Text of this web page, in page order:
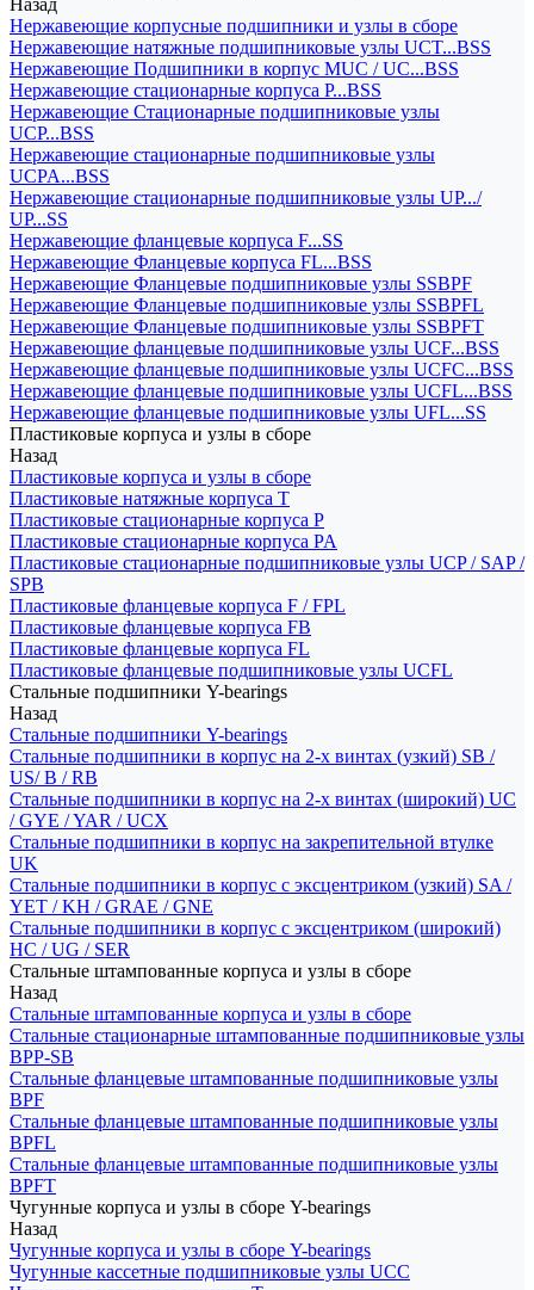
Назад
Нержавеющие корпусные подшипники и узлы в сборе
Нержавеющие натяжные подшипниковые узлы UCT...BSS
Нержавеющие Подшипники в корпус MUC / UC...BSS
Нержавеющие стационарные корпуса P...BSS
Нержавеющие Стационарные подшипниковые узлы
UCP...BSS
Нержавеющие стационарные подшипниковые узлы
UCPA...BSS
Нержавеющие стационарные подшипниковые узлы UP.../
UP...SS
Нержавеющие фланцевые корпуса F...SS
Нержавеющие Фланцевые корпуса FL...BSS
Нержавеющие Фланцевые подшипниковые узлы SSBPF
Нержавеющие Фланцевые подшипниковые узлы SSBPFL
Нержавеющие Фланцевые подшипниковые узлы SSBPFT
Нержавеющие фланцевые подшипниковые узлы UCF...BSS
Нержавеющие фланцевые подшипниковые узлы UCFC...BSS
Нержавеющие фланцевые подшипниковые узлы UCFL...BSS
Нержавеющие фланцевые подшипниковые узлы UFL...SS
Пластиковые корпуса и узлы в сборе
Назад
Пластиковые корпуса и узлы в сборе
Пластиковые натяжные корпуса T
Пластиковые стационарные корпуса P
Пластиковые стационарные корпуса PA
Пластиковые стационарные подшипниковые узлы UCP / SAP /
SPB
Пластиковые фланцевые корпуса F / FPL
Пластиковые фланцевые корпуса FB
Пластиковые фланцевые корпуса FL
Пластиковые фланцевые подшипниковые узлы UCFL
Стальные подшипники Y-bearings
Назад
Стальные подшипники Y-bearings
Стальные подшипники в корпус на 2-х винтах (узкий) SB /
US/ B / RB
Стальные подшипники в корпус на 2-х винтах (широкий) UC
/ GYE / YAR / UCX
Стальные подшипники в корпус на закрепительной втулке
UK
Стальные подшипники в корпус с эксцентриком (узкий) SA /
YET / KH / GRAE / GNE
Стальные подшипники в корпус с эксцентриком (широкий)
HC / UG / SER
Стальные штампованные корпуса и узлы в сборе
Назад
Стальные штампованные корпуса и узлы в сборе
Стальные стационарные штампованные подшипниковые узлы
BPP-SB
Стальные фланцевые штампованные подшипниковые узлы
BPF
Стальные фланцевые штампованные подшипниковые узлы
BPFL
Стальные фланцевые штампованные подшипниковые узлы
BPFT
Чугунные корпуса и узлы в сборе Y-bearings
Назад
Чугунные корпуса и узлы в сборе Y-bearings
Чугунные кассетные подшипниковые узлы UCC